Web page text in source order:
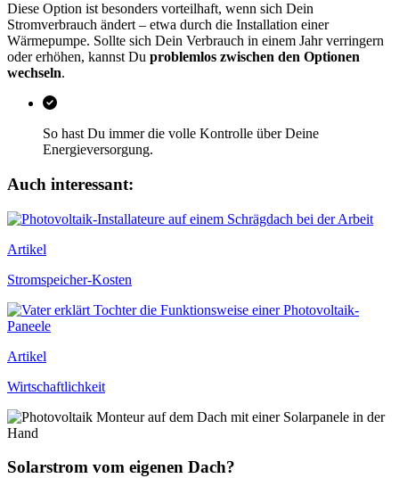
Diese Option ist besonders vorteilhaft, wenn sich Dein
Stromverbrauch ändert – etwa durch die Installation einer
Wärmepumpe. Sollte sich Dein Verbrauch in einem Jahr verringern
oder erhöhen, kannst Du problemlos zwischen den Optionen
wechseln.
So hast Du immer die volle Kontrolle über Deine
Energieversorgung.
Auch interessant:
Artikel
Stromspeicher-Kosten
Artikel
Wirtschaftlichkeit
Solarstrom vom eigenen Dach?